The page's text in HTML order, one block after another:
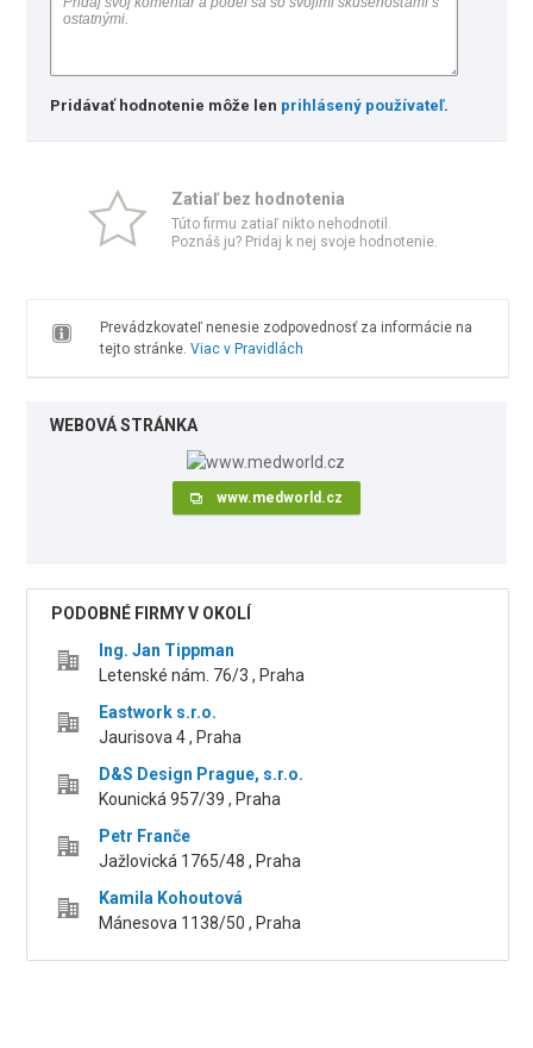
Pridávať hodnotenie môže len prihlásený používateľ.
Zatiaľ bez hodnotenia
Túto firmu zatiaľ nikto nehodnotil.
Poznáš ju? Pridaj k nej svoje hodnotenie.
Prevádzkovateľ nenesie zodpovednosť za informácie na
tejto stránke. Viac v Pravidlách
WEBOVÁ STRÁNKA
www.medworld.cz
PODOBNÉ FIRMY V OKOLÍ
Ing. Jan Tippman
Letenské nám. 76/3 , Praha
Eastwork s.r.o.
Jaurisova 4 , Praha
D&S Design Prague, s.r.o.
Kounická 957/39 , Praha
Petr Franče
Jažlovická 1765/48 , Praha
Kamila Kohoutová
Mánesova 1138/50 , Praha